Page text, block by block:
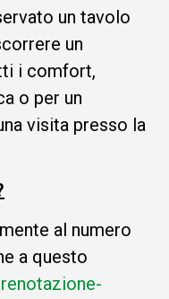
un tavolo
un
i comfort,
o per un
visita presso la
al numero
a questo